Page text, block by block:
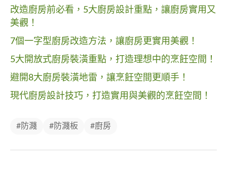
改造廚房前必看，5大廚房設計重點，讓廚房實用又
美觀！
7個一字型廚房改造方法，讓廚房更實用美觀！
5大開放式廚房裝潢重點，打造理想中的烹飪空間！
避開8大廚房裝潢地雷，讓烹飪空間更順手！
現代廚房設計技巧，打造實用與美觀的烹飪空間！
#防濺 #防濺板 #廚房